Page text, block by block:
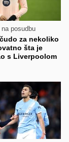
posudbu
za nekoliko
šta je
s Liverpoolom